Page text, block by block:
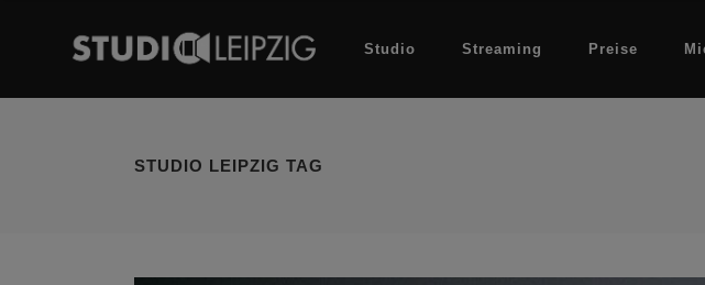
Studio Streaming Preise
STUDIO LEIPZIG TAG